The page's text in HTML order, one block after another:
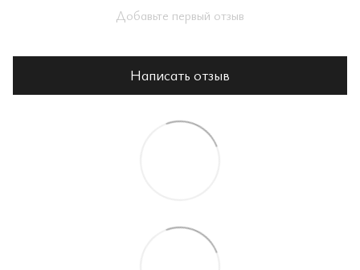
Добавьте первый отзыв
Написать отзыв